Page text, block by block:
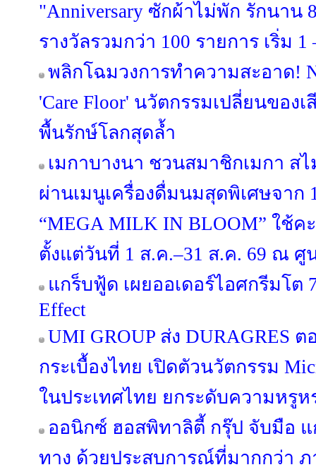
"Anniversary ซักผ้าไม่พัก รักนา
รางวัลรวมกว่า 100 รายการ เริ่ม 1
พลิกโฉมวงการทำความสะอาด!
'Care Floor' นวัตกรรมเปลี่ยนของ
พื้นรักษ์โลกสุดล้ำ
เมกาบางนา ชวนสมาชิกเมกา ส
ผ่านเมนูเครื่องดื่มนมสุดพิเศษจาก
“MEGA MILK IN BLOOM” ใช้
ตั้งแต่วันที่ 1 ส.ค.–31 ส.ค. 69 ณ ศู
แกร็บฟู้ด เผยออเดอร์ไอศกรีมโต
Effect
UMI GROUP ส่ง DURAGRES
กระเบื้องไทย เปิดตัวนวัตกรรม
ในประเทศไทย ยกระดับความหรู
ออนิกซ์ ฮอสพิทาลิตี้ กรุ๊ป จับมือ แ
ทาง ด้วยประสบการณ์ที่มากกว่า ภ